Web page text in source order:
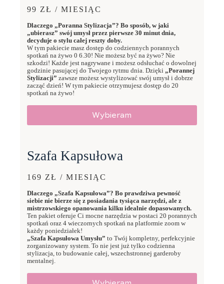
99 ZŁ / MIESIĄC
Dlaczego „Poranna Stylizacja”? Bo sposób, w jaki
„ubierasz” swój umysł przez pierwsze 30 minut dnia,
decyduje o stylu całej reszty doby.
W tym pakiecie masz dostęp do codziennych porannych
spotkań na żywo 0 6.30! Nie możesz być na żywo? Nie
szkodzi! Każde jest nagrywane i możesz odsłuchać o dowolnej
godzinie pasującej do Twojego rytmu dnia. Dzięki „Porannej
Stylizacji” zawsze możesz wystylizować swój umysł i dobrze
zacząć dzień! W tym pakiecie otrzymujesz dostęp do 20
spotkań na żywo!
Wybieram
Szafa Kapsułowa
169 ZŁ / MIESIĄC
Dlaczego „Szafa Kapsułowa”? Bo prawdziwa pewność
siebie nie bierze się z posiadania tysiąca narzędzi, ale z
mistrzowskiego opanowania kilku idealnie dopasowanych.
Ten pakiet oferuje Ci mocne narzędzia w postaci 20 porannych
spotkań oraz 4 wieczornych spotkań na platformie zoom w
każdy poniedziałek!
„Szafa Kapsułowa Umysłu” to Twój kompletny, perfekcyjnie
zorganizowany system. To nie jest już tylko codzienna
stylizacja, to budowanie całej, wszechstronnej garderoby
mentalnej.